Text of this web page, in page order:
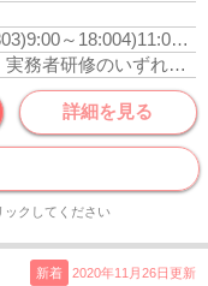
3)9:00～18:004)11:00～20:00
介護福祉士、初任者研修、実務者研修のいずれかの資格をお持ちの方
詳細を見る
クしてください
新着 2020年11月26日更新